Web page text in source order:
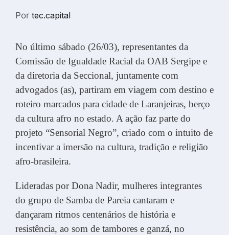
Por tec.capital
No último sábado (26/03), representantes da
Comissão de Igualdade Racial da OAB Sergipe e
da diretoria da Seccional, juntamente com
advogados (as), partiram em viagem com destino e
roteiro marcados para cidade de Laranjeiras, berço
da cultura afro no estado. A ação faz parte do
projeto “Sensorial Negro”, criado com o intuito de
incentivar a imersão na cultura, tradição e religião
afro-brasileira.
Lideradas por Dona Nadir, mulheres integrantes
do grupo de Samba de Pareia cantaram e
dançaram ritmos centenários de história e
resistência, ao som de tambores e ganzá, no